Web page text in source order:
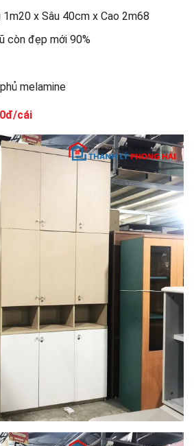
x Sâu 40cm x Cao 2m68
còn đẹp mới 90%
melamine
cái